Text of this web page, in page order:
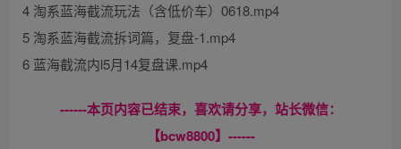
4 淘系蓝海截流玩法（含低价车）0618.mp4
5 淘系蓝海截流拆词篇，复盘-1.mp4
6 蓝海截流内l5月14复盘课.mp4
------本页内容已结束，喜欢请分享，站长微信：
【bcw8800】------